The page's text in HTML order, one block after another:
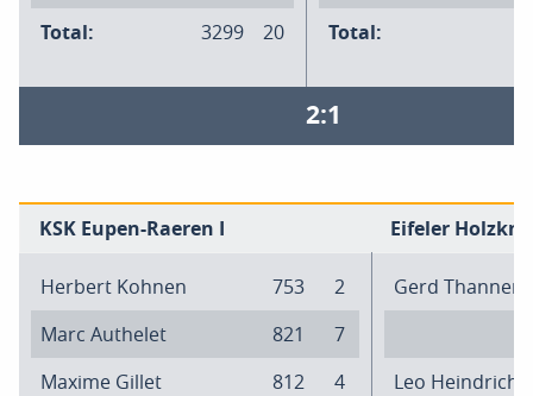
Total:
3299 20
Total:
2:1
KSK Eupen-Raeren I Eifeler
Herbert Kohnen 753
2
Marc Authelet
821
7
Maxime Gillet
812
4
Gerd Thannen
Leo Heindrichs